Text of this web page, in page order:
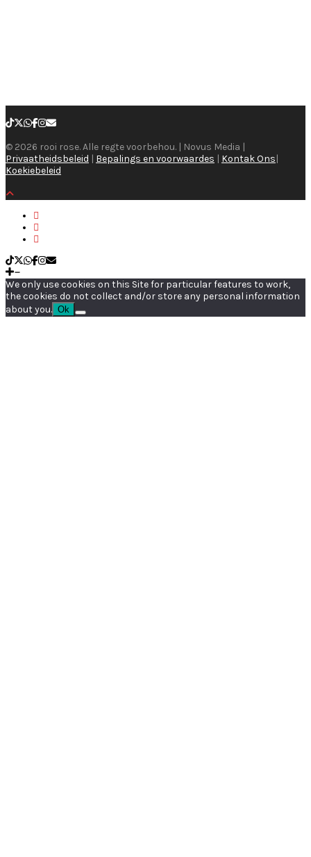
© 2026 rooi rose. Alle regte voorbehou. | Novus Media |
Privaatheidsbeleid | Bepalings en voorwaardes | Kontak Ons|
Koekiebeleid
We only use cookies on this Site for particular features to work,
the cookies do not collect and/or store any personal information
about you. Ok